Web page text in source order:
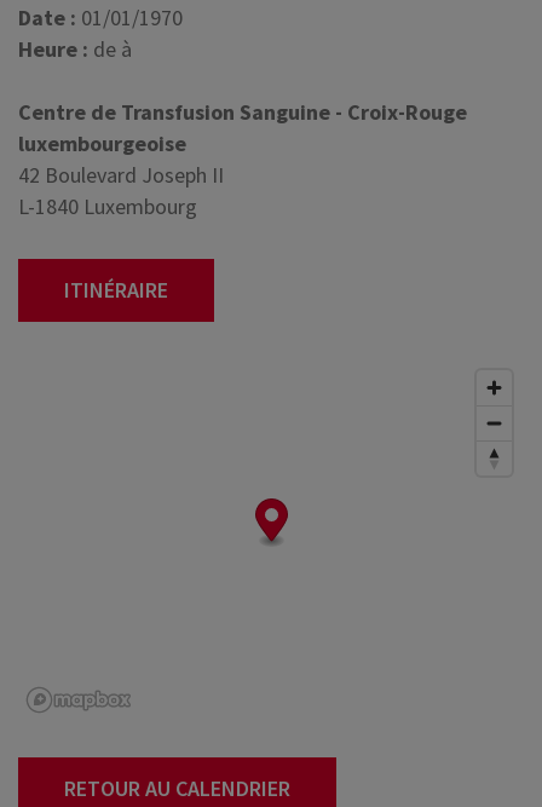
Date : 01/01/1970
Heure : de à
Centre de Transfusion Sanguine - Croix-Rouge
luxembourgeoise
42 Boulevard Joseph II
L-1840 Luxembourg
ITINÉRAIRE
RETOUR AU CALENDRIER